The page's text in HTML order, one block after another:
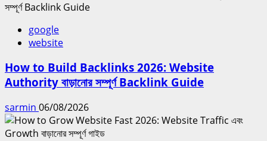
google
website
How to Build Backlinks 2026: Website
Authority বাড়ানোর সম্পূর্ণ Backlink Guide
sarmin 06/08/2026